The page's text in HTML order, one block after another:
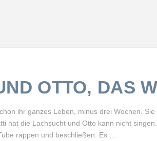
OTTO, DAS
ihr ganzes Leben, minus drei Wochen.
hat die Lachsucht und Otto kann nicht
rappen und beschließen: Es …